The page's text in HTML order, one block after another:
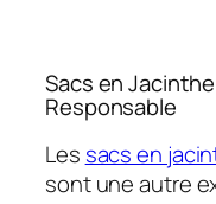
Sacs en
Responsable
Les sacs en
sont une autre